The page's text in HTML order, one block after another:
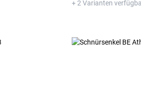
+ 2 Varianten